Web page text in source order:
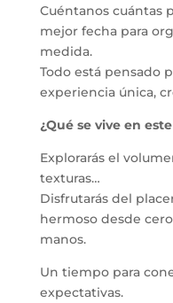
Cuéntanos cuántas
mejor fecha para
medida.
Todo está pensado
experiencia única,
¿Qué se vive en
Explorarás el
texturas…
Disfrutarás del
hermoso desde
manos.
Un tiempo para
expectativas.